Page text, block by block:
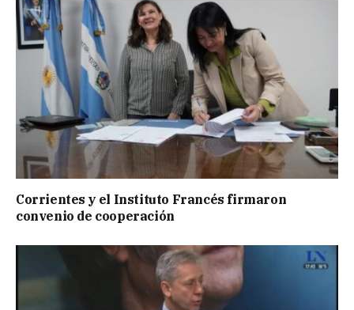
Corrientes y el Instituto Francés firmaron
convenio de cooperación